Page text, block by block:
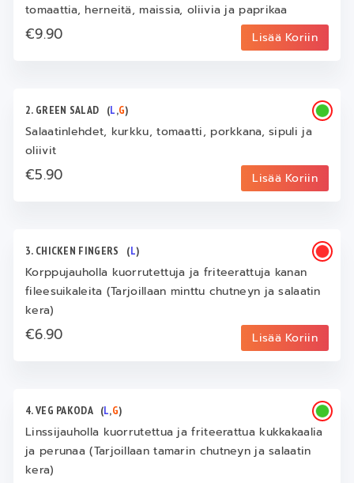
tomaattia, herneitä, maissia, oliivia ja paprikaa
€9.90 Lisää Koriin
2. GREEN SALAD (L,G)
Salaatinlehdet, kurkku, tomaatti, porkkana, sipuli ja
oliivit
€5.90 Lisää Koriin
3. CHICKEN FINGERS (L)
Korppujauholla kuorrutettuja ja friteerattuja kanan
fileesuikaleita (Tarjoillaan minttu chutneyn ja salaatin
kera)
€6.90 Lisää Koriin
4. VEG PAKODA (L,G)
Linssijauholla kuorrutettua ja friteerattua kukkakaalia
ja perunaa (Tarjoillaan tamarin chutneyn ja salaatin
kera)